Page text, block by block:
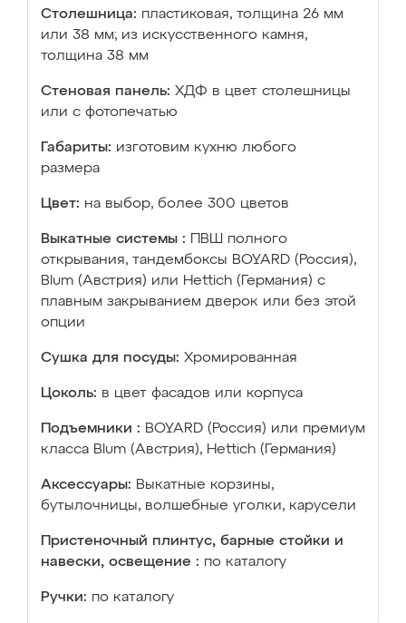
Столешница: пластиковая, толщина 26 мм
или 38 мм; из искусственного камня,
толщина 38 мм
Стеновая панель: ХДФ в цвет столешницы
или с фотопечатью
Габариты: изготовим кухню любого
размера
Цвет: на выбор, более 300 цветов
Выкатные системы :
ПВШ полного
открывания, тандембоксы BOYARD (Россия),
Blum (Австрия) или Hettich (Германия) с
плавным закрыванием дверок или без этой
опции
Сушка для посуды: Хромированная
Цоколь: в цвет фасадов или корпуса
Подъемники : BOYARD (Россия) или премиум
класса Blum (Австрия), Hettich (Германия)
Аксессуары: Выкатные корзины,
бутылочницы, волшебные уголки, карусели
Пристеночный плинтус, барные стойки и
навески, освещение : по каталогу
Ручки: по каталогу